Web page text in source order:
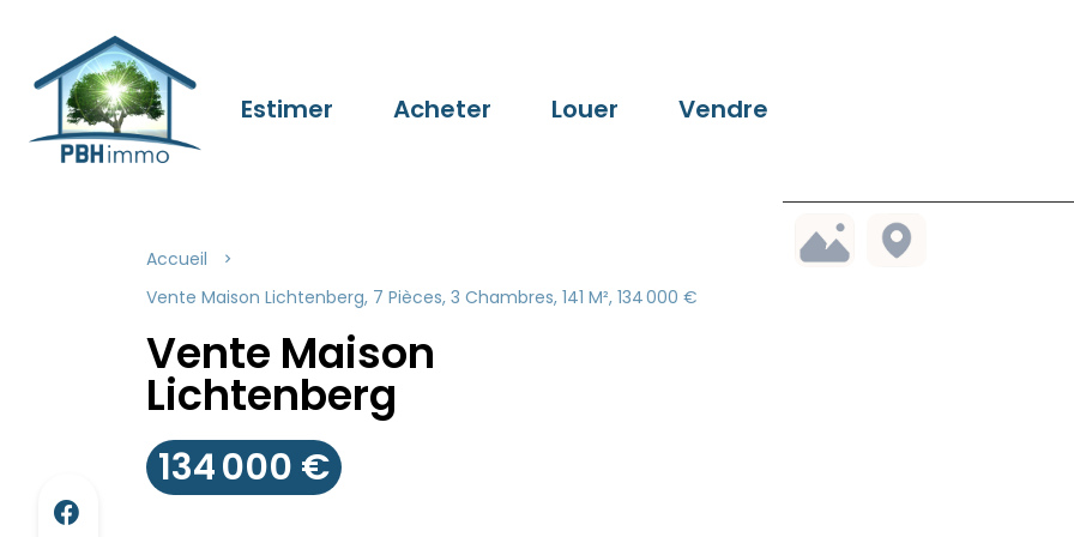
Estimer Acheter Louer Vendre
Accueil
Vente Maison Lichtenberg, 7 Pièces, 3 Chambres, 141 M², 134 000 €
Vente Maison
Lichtenberg
134 000 €